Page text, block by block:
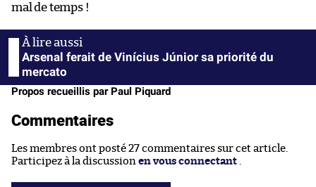
mal de temps !
Arsenal ferait de Vinícius Júnior sa priorité du
mercato
Propos recueillis par Paul Piquard
Commentaires
Les membres ont posté 27 commentaires sur cet article.
Participez à la discussion en vous connectant